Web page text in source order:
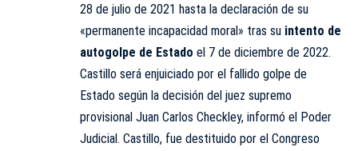
28 de julio de 2021 hasta la declaración de su
«permanente incapacidad moral» tras su intento de
autogolpe de Estado el 7 de diciembre de 2022.​
​Castillo será enjuiciado por el fallido golpe de
Estado según la decisión del juez supremo
provisional Juan Carlos Checkley, informó el Poder
Judicial. Castillo, fue destituido por el Congreso